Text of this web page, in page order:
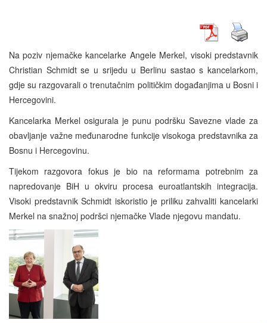
Na poziv njemačke kancelarke Angele Merkel, visoki predstavnik
Christian Schmidt se u srijedu u Berlinu sastao s kancelarkom,
gdje su razgovarali o trenutačnim političkim događanjima u Bosni i
Hercegovini.
Kancelarka Merkel osigurala je punu podršku Savezne vlade za
obavljanje važne međunarodne funkcije visokoga predstavnika za
Bosnu i Hercegovinu.
Tijekom razgovora fokus je bio na reformama potrebnim za
napredovanje BiH u okviru procesa euroatlantskih integracija.
Visoki predstavnik Schmidt iskoristio je priliku zahvaliti kancelarki
Merkel na snažnoj podršci njemačke Vlade njegovu mandatu.